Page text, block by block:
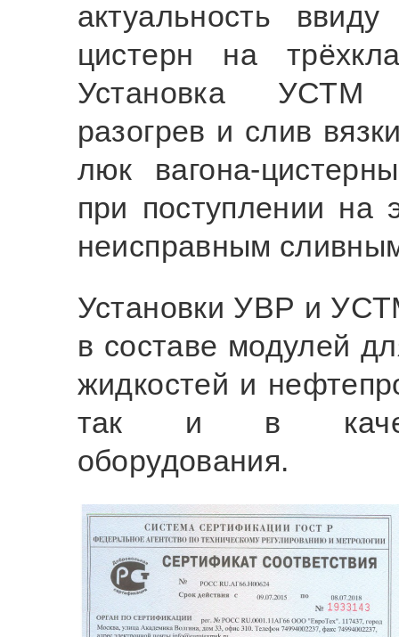
актуальность
цистерн на
Установка УСТМ
разогрев и слив
люк вагона-
при поступлении на
неисправным
Установки УВР и
в составе модулей
жидкостей и
так и в
оборудования.